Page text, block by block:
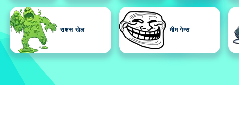
राक्षस खेल मीम गेम्स